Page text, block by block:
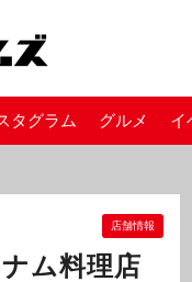
タグラム グルメ イ
店舗情報
ム料理店